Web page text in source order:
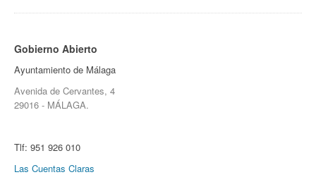
Gobierno Abierto
Ayuntamiento de Málaga
Avenida de Cervantes, 4
29016 - MÁLAGA.
Tlf: 951 926 010
Las Cuentas Claras